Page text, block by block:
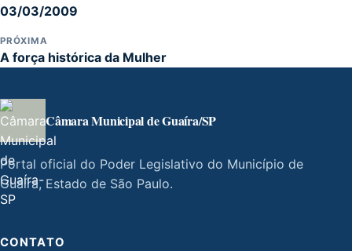
03/03/2009
PRÓXIMA
A força histórica da Mulher
Câmara Municipal de Guaíra/SP
Portal oficial do Poder Legislativo do Município de
Guaíra, Estado de São Paulo.
CONTATO